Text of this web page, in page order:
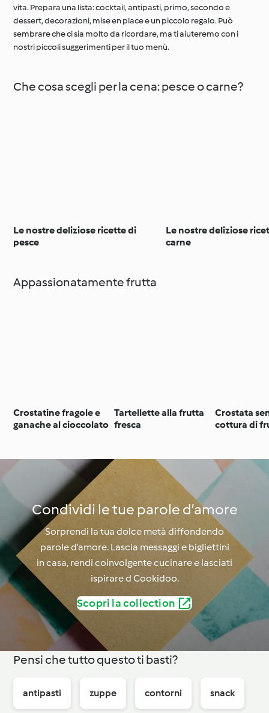
vita. Prepara una lista: cocktail, antipasti, primo, secondo e
dessert, decorazioni, mise en place e un piccolo regalo. Può
sembrare che ci sia molto da ricordare, ma ti aiuteremo con i
nostri piccoli suggerimenti per il tuo menù.
Che cosa scegli per la cena: pesce o carne?
Le nostre deliziose ricette di
pesce
Le nostre deliziose
carne
Appassionatamente frutta
Crostatine fragole e
ganache al cioccolato
Tartellette alla frutta
fresca
Crostata
cottura di
Condividi le tue parole d’amore
Sorprendi la tua dolce metà diffondendo
parole d’amore. Lascia messaggi e bigliettini
in casa, rendi coinvolgente cucinare e lasciati
ispirare d Cookidoo.
Scopri la collection
Pensi che tutto questo ti basti?
antipasti zuppe contorni snack